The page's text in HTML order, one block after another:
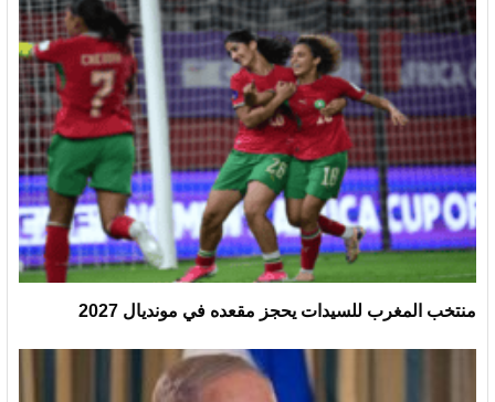
منتخب المغرب للسيدات يحجز مقعده في مونديال 2027